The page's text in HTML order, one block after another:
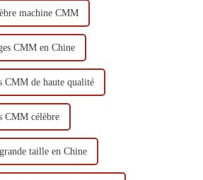
machine CMM
CMM en Chine
CMM de haute qualité
CMM célèbre
taille en Chine